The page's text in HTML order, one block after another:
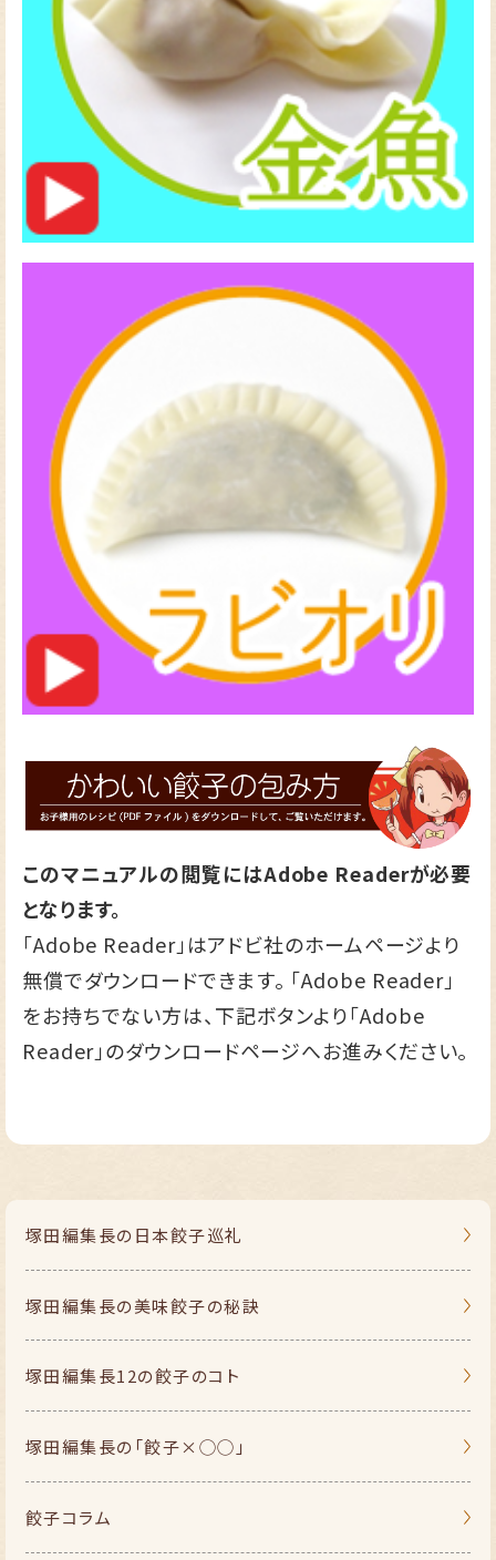
このマニュアルの閲覧にはAdobe Readerが必要
となります。
「Adobe Reader」はアドビ社のホームページより
無償でダウンロードできます。 「Adobe Reader」
をお持ちでない方は、下記ボタンより「Adobe
Reader」のダウンロードページへお進みください。
塚田編集長の 日本餃子巡礼
塚田編集長の美味餃子の秘訣
塚田編集長12の餃子のコト
塚田編集長の 「餃子×◯◯」
餃子コラム